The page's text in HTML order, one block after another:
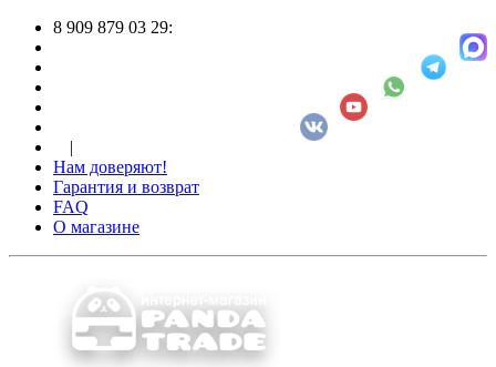
8 909 879 03 29:
|
Нам доверяют!
Гарантия и возврат
FAQ
О магазине